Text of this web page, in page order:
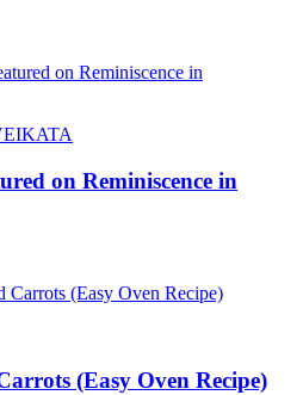
on Reminiscence in
(Easy Oven Recipe)